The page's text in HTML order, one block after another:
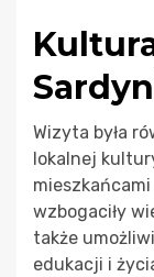
Wizyta była
lokalnej
wzbogaciły
także
edukacji i